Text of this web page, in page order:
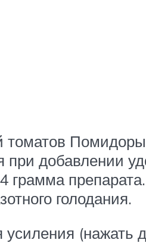
добавлении
грамма
голодания.
(нажать